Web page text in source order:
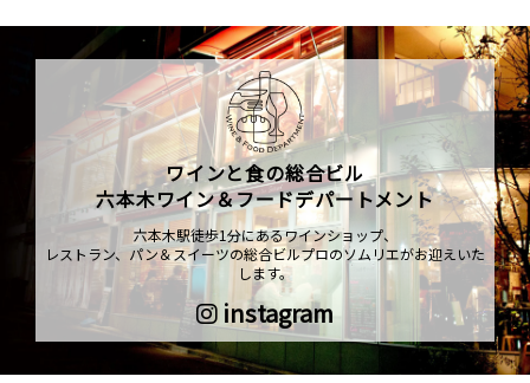
ワインと食の総合ビル
六本木ワイン＆フードデパートメント
六本木駅徒歩1分にあるワインショップ、
レストラン、パン＆スイーツの総合ビルプロのソムリエがお迎えいた
します。
instagram